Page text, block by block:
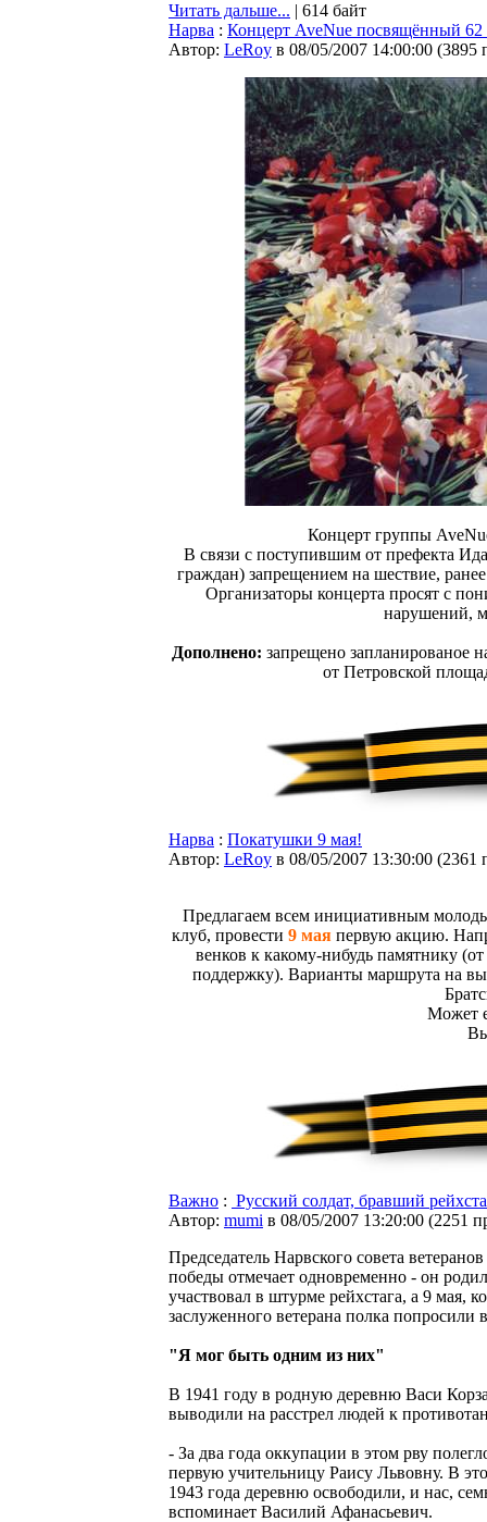
Читать дальше... | 614 байт
Нарва : Концерт AveNue посвящённый
Автор: LeRoy в 08/05/2007 14:00:00 (3895
Концерт группы
В связи с поступившим от префекта
граждан) запрещением на шествие,
Организаторы концерта просят с
нарушений,
Дополнено: запрещено запланированое
от Петровской
Нарва : Покатушки 9 мая!
Автор: LeRoy в 08/05/2007 13:30:00 (2361
Предлагаем всем инициативным
клуб, провести 9 мая первую акцию.
венков к какому-нибудь памятнику (от
поддержку). Варианты маршрута на
Может
Важно : Русский солдат, бравший
Автор: mumi в 08/05/2007 13:20:00 (2251
Председатель Нарвского совета
победы отмечает одновременно - он
участвовал в штурме рейхстага, а 9 мая,
заслуженного ветерана полка попросили
"Я мог быть одним из них"
В 1941 году в родную деревню Васи
выводили на расстрел людей к
- За два года оккупации в этом рву
первую учительницу Раису Львовну. В
1943 года деревню освободили, и нас,
вспоминает Василий Афанасьевич.